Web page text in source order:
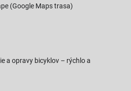
(Google Maps trasa)
a opravy bicyklov – rýchlo a